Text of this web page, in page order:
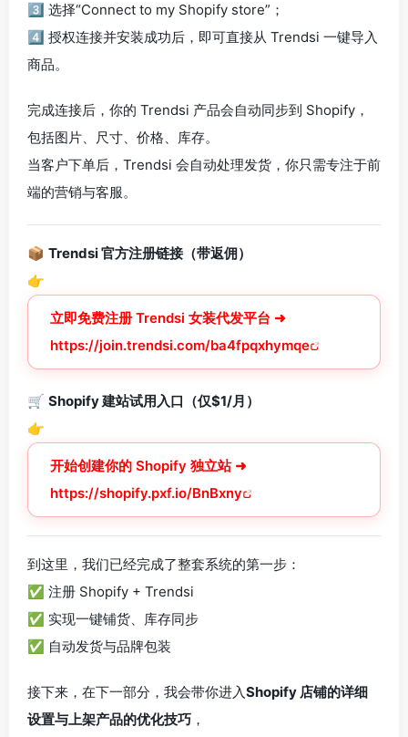
3️⃣ 选择“Connect to my Shopify store”；
4️⃣ 授权连接并安装成功后，即可直接从 Trendsi 一键导入
商品。
完成连接后，你的 Trendsi 产品会自动同步到 Shopify，
包括图片、尺寸、价格、库存。
当客户下单后，Trendsi 会自动处理发货，你只需专注于前
端的营销与客服。
📦 Trendsi 官方注册链接（带返佣）
👉
立即免费注册 Trendsi 女装代发平台 ➜
https://join.trendsi.com/ba4fpqxhymqe
🛒 Shopify 建站试用入口（仅$1/月）
👉
开始创建你的 Shopify 独立站 ➜
https://shopify.pxf.io/BnBxny
到这里，我们已经完成了整套系统的第一步：
✅ 注册 Shopify + Trendsi
✅ 实现一键铺货、库存同步
✅ 自动发货与品牌包装
接下来，在下一部分，我会带你进入Shopify 店铺的详细
设置与上架产品的优化技巧 ，